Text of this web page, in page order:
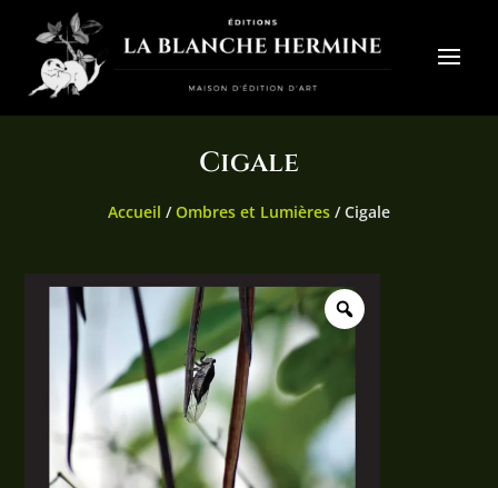
Cigale
Accueil /Ombres et Lumières / Cigale